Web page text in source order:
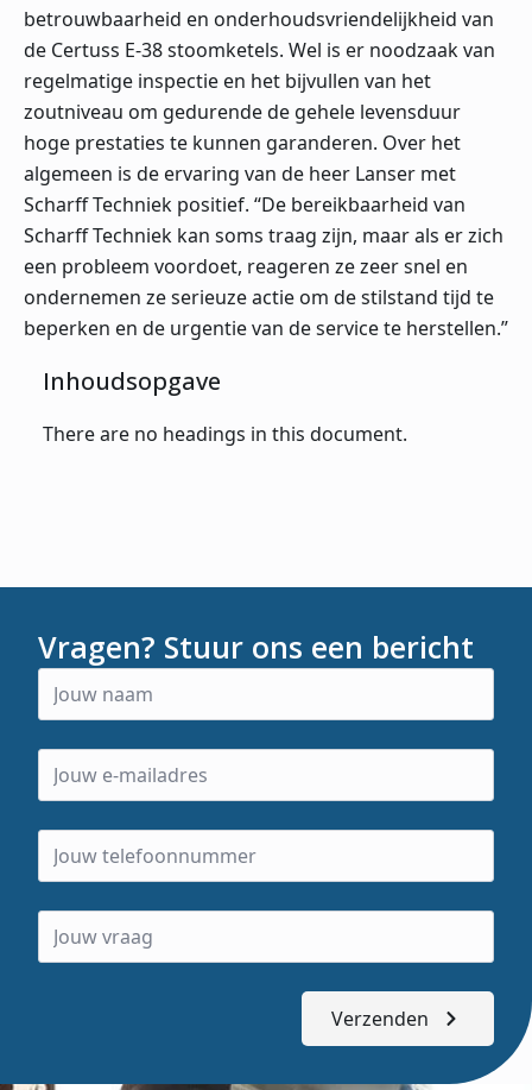
betrouwbaarheid en onderhoudsvriendelijkheid van
de Certuss E-38 stoomketels. Wel is er noodzaak van
regelmatige inspectie en het bijvullen van het
zoutniveau om gedurende de gehele levensduur
hoge prestaties te kunnen garanderen. Over het
algemeen is de ervaring van de heer Lanser met
Scharff Techniek positief. “De bereikbaarheid van
Scharff Techniek kan soms traag zijn, maar als er zich
een probleem voordoet, reageren ze zeer snel en
ondernemen ze serieuze actie om de stilstand tijd te
beperken en de urgentie van de service te herstellen.”
Inhoudsopgave
There are no headings in this document.
Vragen? Stuur ons een bericht
Verzenden